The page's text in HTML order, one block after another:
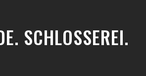
SCHLOSSEREI.